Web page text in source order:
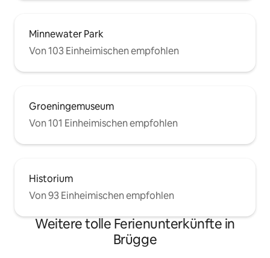
Minnewater Park
Von 103 Einheimischen empfohlen
Groeningemuseum
Von 101 Einheimischen empfohlen
Historium
Von 93 Einheimischen empfohlen
Weitere tolle Ferienunterkünfte in
Brügge